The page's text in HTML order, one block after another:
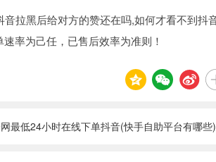
拉黑后给对方的赞还在吗,如何才看不到抖
率为己任，已售后效率为准则！
最低24小时在线下单抖音(快手自助平台有哪些)